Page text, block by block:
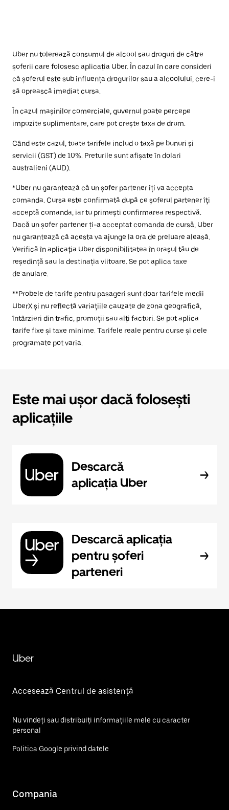
Uber nu tolerează consumul de alcool sau droguri de către
șoferii care folosesc aplicația Uber. În cazul în care consideri
că șoferul este sub influența drogurilor sau a alcoolului, cere-i
să oprească imediat cursa.
În cazul mașinilor comerciale, guvernul poate percepe
impozite suplimentare, care pot crește taxa de drum.
Când este cazul, toate tarifele includ o taxă pe bunuri și
servicii (GST) de 10%. Preturile sunt afișate în dolari
australieni (AUD).
*Uber nu garantează că un șofer partener îți va accepta
comanda. Cursa este confirmată după ce șoferul partener îți
acceptă comanda, iar tu primești confirmarea respectivă.
Dacă un șofer partener ți-a acceptat comanda de cursă, Uber
nu garantează că acesta va ajunge la ora de preluare aleasă.
Verifică în aplicația Uber disponibilitatea în orașul tău de
reședință sau la destinația viitoare. Se pot aplica taxe
de anulare.
**Probele de tarife pentru pasageri sunt doar tarifele medii
UberX și nu reflectă variațiile cauzate de zona geografică,
întârzieri din trafic, promoții sau alți factori. Se pot aplica
tarife fixe și taxe minime. Tarifele reale pentru curse și cele
programate pot varia.
Este mai ușor dacă folosești
aplicațiile
Descarcă
aplicația Uber
Descarcă aplicația
pentru șoferi
parteneri
Uber
Accesează Centrul de asistență
Nu vindeți sau distribuiți informațiile mele cu caracter
personal
Politica Google privind datele
Compania